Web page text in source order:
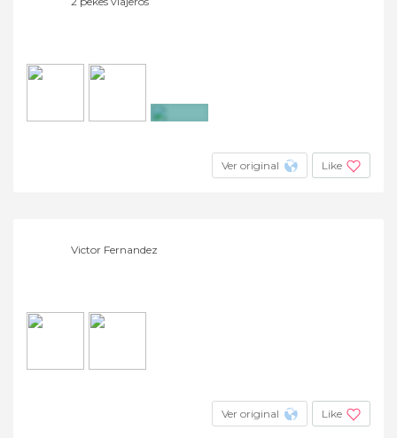
Ver original Like
Victor Fernandez
Ver original Like